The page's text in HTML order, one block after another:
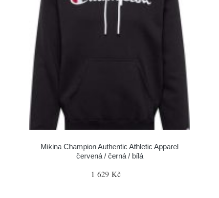
Mikina Champion Authentic Athletic Apparel
červená / černá / bílá
1 629 Kč